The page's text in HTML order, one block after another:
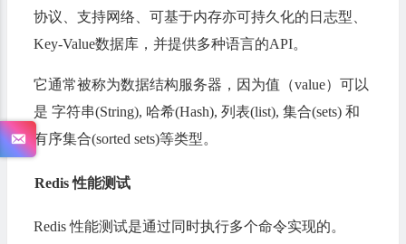
协议、支持网络、可基于内存亦可持久化的日志型、
Key-Value数据库，并提供多种语言的API。
它通常被称为数据结构服务器，因为值（value）可以
是 字符串(String), 哈希(Hash), 列表(list), 集合(sets) 和
有序集合(sorted sets)等类型。
Redis 性能测试
Redis 性能测试是通过同时执行多个命令实现的。